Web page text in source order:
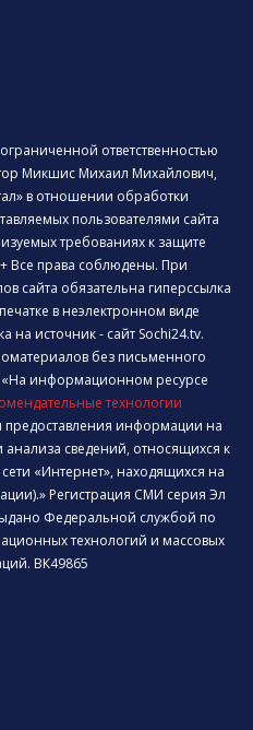
ответственностью
Микшис Михаил Михайлович,
в отношении обработки
пользователями сайта
требованиях к защите
Все права соблюдены. При
сайта обязательна гиперссылка
в неэлектронном виде
на источник - сайт Sochi24.tv.
без письменного
«На информационном ресурсе
технологии
информации на
сведений, относящихся к
«Интернет», находящихся на
Регистрация СМИ серия Эл
Федеральной службой по
технологий и массовых
ВК49865